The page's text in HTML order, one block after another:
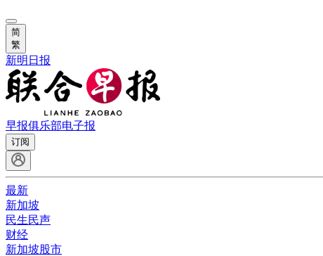
简
繁
新明日报
早报俱乐部电子报
订阅
最新
新加坡
民生民声
财经
新加坡股市